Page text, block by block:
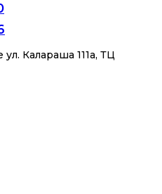
Калараша 111а, ТЦ